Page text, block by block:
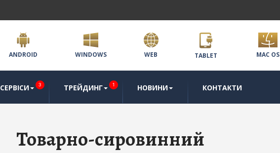
ANDROID WINDOWS WEB TABLET MAC OS
СЕРВІСИ 3 ТРЕЙДИНГ 1 НОВИНИ КОНТАКТИ
Товарно-сировинний